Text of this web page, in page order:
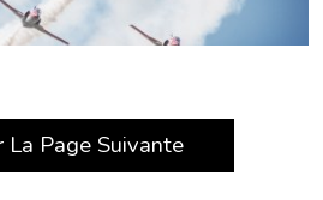
La Page Suivante